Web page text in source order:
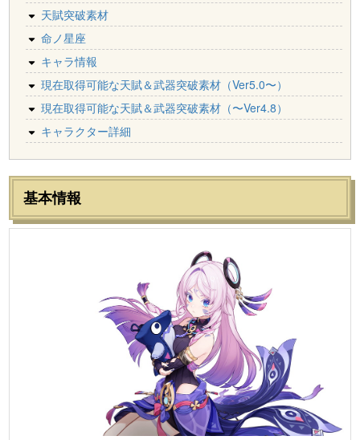
天賦突破素材
命ノ星座
キャラ情報
現在取得可能な天賦＆武器突破素材（Ver5.0〜）
現在取得可能な天賦＆武器突破素材（〜Ver4.8）
キャラクター詳細
基本情報